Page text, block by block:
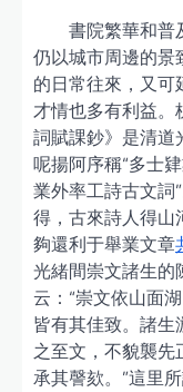
書院繁華和普
仍以城市周邊的景
的日常往來，又
才情也多有利益。
詞賦課鈔》是清道
呢揚阿序稱“多士
業外率工詩古文詞
得，古來詩人得山
夠還利于舉業文章
光緒間崇文諸生的
云：“崇文依山面
皆有其佳致。諸
之至文，不貌襲先
承其謦欬。”這里